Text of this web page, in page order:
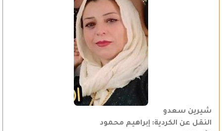
شيرين سعدو
النقل عن الكردية: إبراهيم محمود